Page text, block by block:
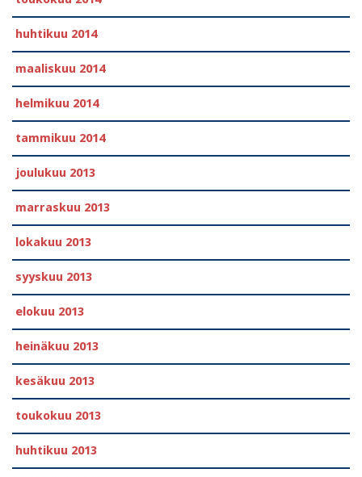
huhtikuu 2014
maaliskuu 2014
helmikuu 2014
tammikuu 2014
joulukuu 2013
marraskuu 2013
lokakuu 2013
syyskuu 2013
elokuu 2013
heinäkuu 2013
kesäkuu 2013
toukokuu 2013
huhtikuu 2013